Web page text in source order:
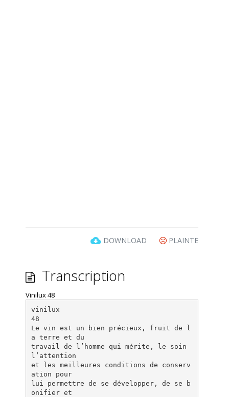
DOWNLOAD PLAINTE
Transcription
Vinilux 48
vinilux
48
Le vin est un bien précieux, fruit de l
a terre et du
travail de l’homme qui mérite, le soin
l’attention
et les meilleures conditions de conserv
ation pour
lui permettre de se développer, de se b
onifier et